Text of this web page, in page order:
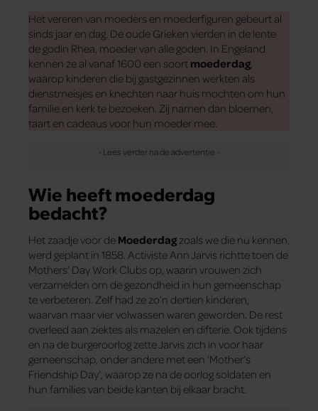
Het vereren van moeders en moederfiguren gebeurt al
sinds jaar en dag. De oude Grieken vierden in de lente
de godin Rhea, moeder van alle goden. In Engeland
kennen ze al vanaf 1600 een soort moederdag,
waarop kinderen die bij gastgezinnen werkten als
dienstmeisjes en knechten naar huis mochten om hun
familie en kerk te bezoeken. Zij namen dan bloemen,
taart en cadeaus voor hun moeder mee.
Wie heeft moederdag
bedacht?
Het zaadje voor de Moederdag zoals we die nu kennen,
werd geplant in 1858. Activiste Ann Jarvis richtte toen de
Mothers’ Day Work Clubs op, waarin vrouwen zich
verzamelden om de gezondheid in hun gemeenschap
te verbeteren. Zelf had ze zo’n dertien kinderen,
waarvan maar vier volwassen waren geworden. De rest
overleed aan ziektes als mazelen en difterie. Ook tijdens
en na de burgeroorlog zette Jarvis zich in voor haar
gemeenschap, onder andere met een ‘Mother’s
Friendship Day’, waarop ze na de oorlog soldaten en
hun families van beide kanten bij elkaar bracht.